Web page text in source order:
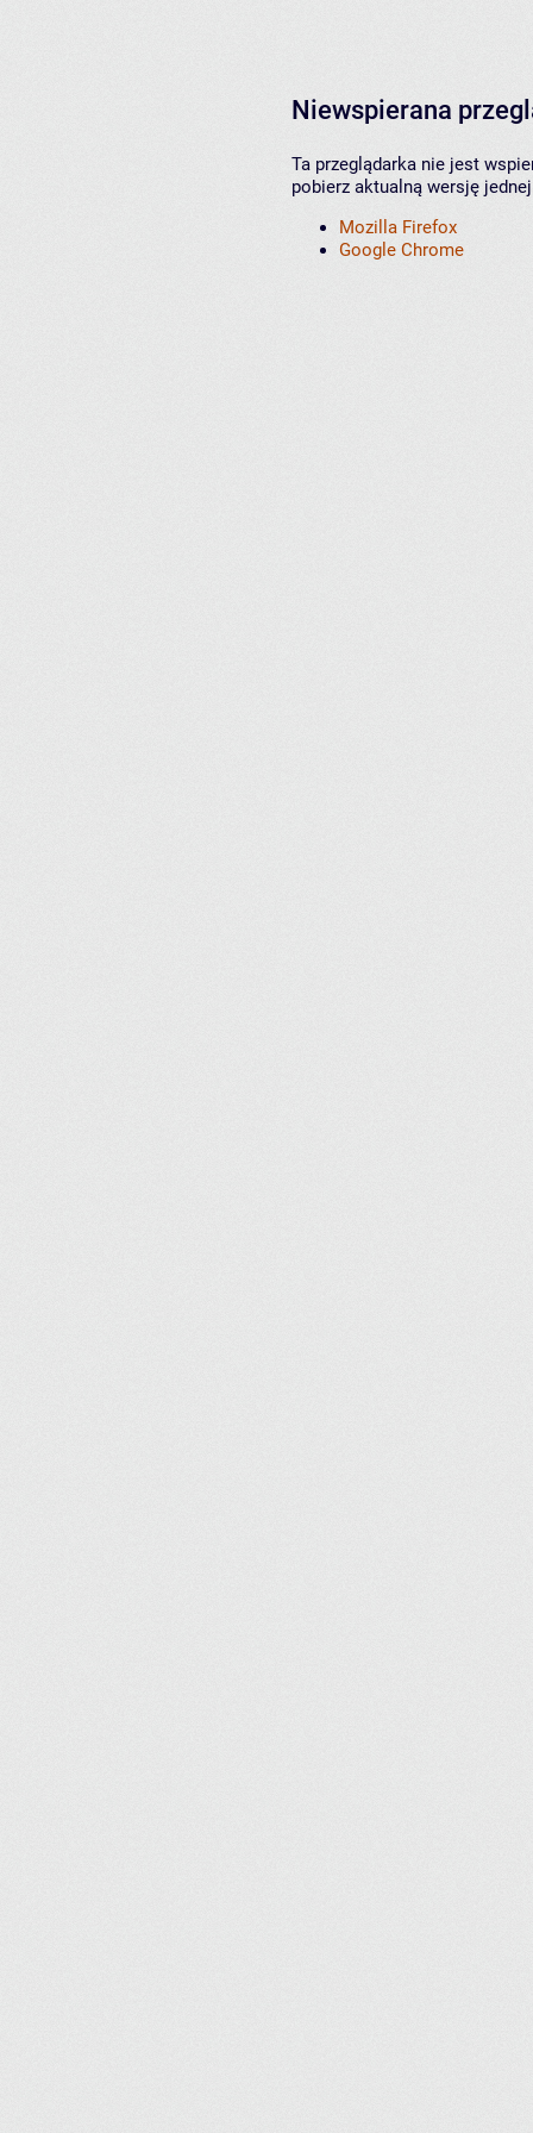
Niewspierana
Ta przeglądarka nie jest
pobierz aktualną wersję
Mozilla Firefox
Google Chrome